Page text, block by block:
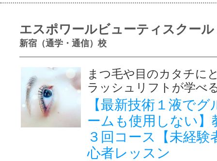
エスポワールビューティスクール
新宿（通学・通信）校
まつ毛や目のカタチに
ラッシュリフトが学べ
【最新技術１液で
ームも使用しない】
３回コース【未経験
心者レッスン